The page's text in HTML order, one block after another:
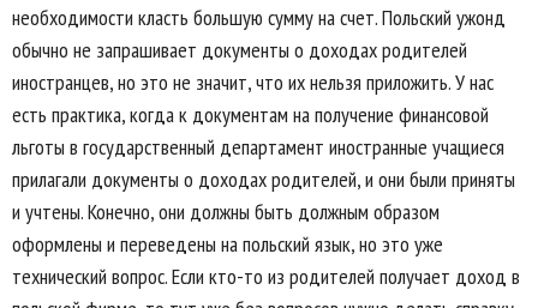
необходимости класть большую сумму на счет. Польский ужонд
обычно не запрашивает документы о доходах родителей
иностранцев, но это не значит, что их нельзя приложить. У нас
есть практика, когда к документам на получение финансовой
льготы в государственный департамент иностранные учащиеся
прилагали документы о доходах родителей, и они были приняты
и учтены. Конечно, они должны быть должным образом
оформлены и переведены на польский язык, но это уже
технический вопрос. Если кто-то из родителей получает доход в